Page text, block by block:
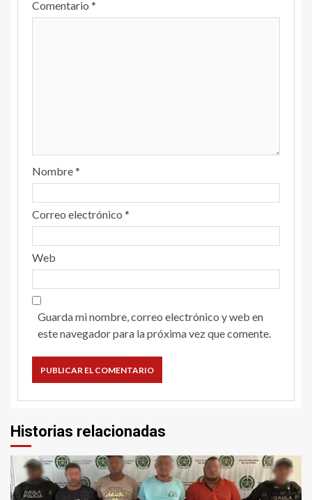
Comentario *
Nombre*
Correo electrónico *
Web
Guarda mi nombre, correo electrónico y web en
este navegador para la próxima vez que comente.
Historias relacionadas